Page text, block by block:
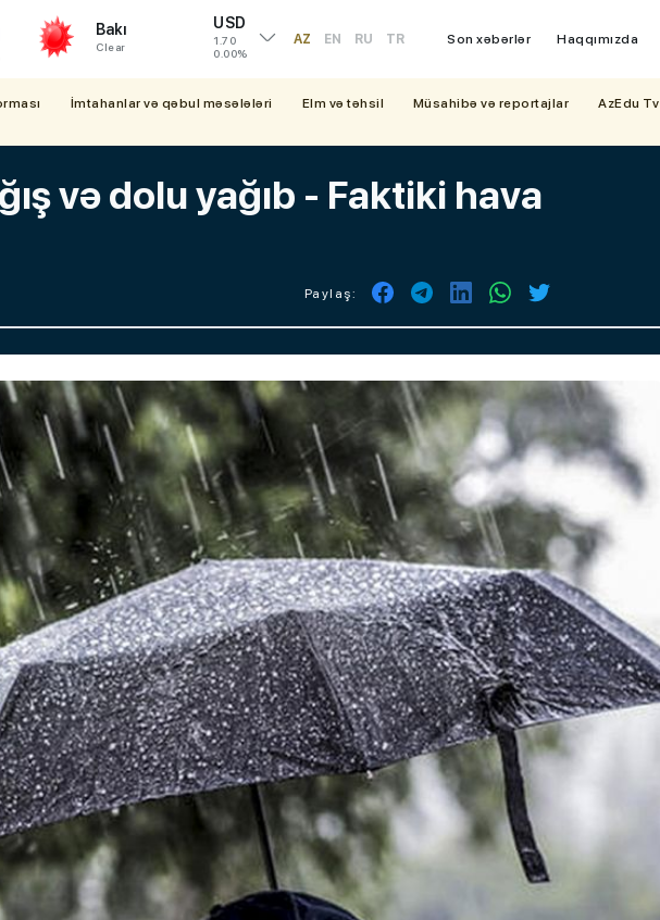
Bakı
Clear
USD
1.70
0.00%
AZ EN RU TR Son xəbərlər Haqqımızda
İmtahanlar və qəbul məsələləri Elm və təhsil Müsahibə və reportajlar AzEdu Tv
və dolu yağıb - Faktiki hava
Paylaş: